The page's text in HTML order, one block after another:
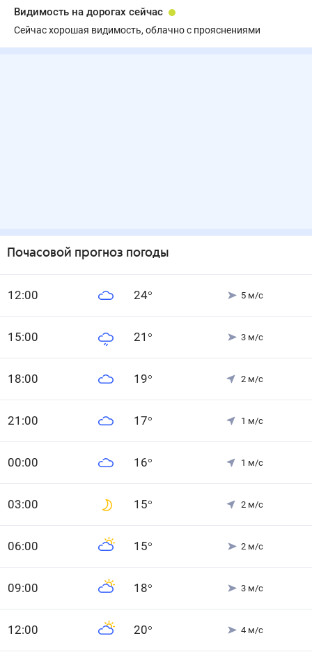
Видимость на дорогах сейчас
Сейчас хорошая видимость, облачно с прояснениями
Почасовой прогноз погоды
12:00 24° 5 м/с
15:00 21 ° 3 м/с
18:00 19° 2 м/с
21 :00 17° 1 м/с
00:00 16° 1 м/с
03:00 15° 2 м/с
06:00 15° 2 м/с
09:00 18° 3 м/с
12:00 20° 4 м/с